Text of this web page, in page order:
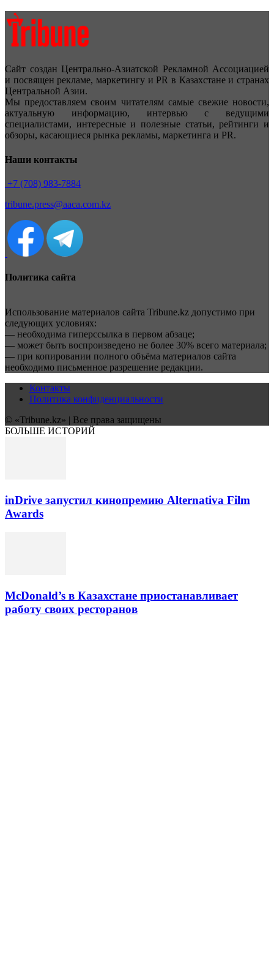
Сайт создан Центрально-Азиатской Рекламной Ассоциацией
и посвящен рекламе, маркетингу и PR в Казахстане и странах
Центральной Азии.
Мы предоставляем своим читателям самые свежие новости,
актуальную информацию, интервью с ведущими
специалистами, интересные и полезные статьи, рейтинги и
обзоры, касающиеся рынка рекламы, маркетинга и PR.
Наши контакты
+7 (708) 983-7884
tribune.press@aaca.com.kz
Политика сайта
Использование материалов сайта Tribune.kz допустимо при
следующих условиях:
— необходима гиперссылка в первом абзаце;
— может быть воспроизведено не более 30% всего материала;
— при копировании полного объёма материалов сайта
необходимо письменное разрешение редакции.
Контакты
Политика конфиденциальности
© «Tribune.kz» | Все права защищены
БОЛЬШЕ ИСТОРИЙ
inDrive запустил кинопремию Alternativa Film
Awards
McDonald’s в Казахстане приостанавливает
работу своих ресторанов